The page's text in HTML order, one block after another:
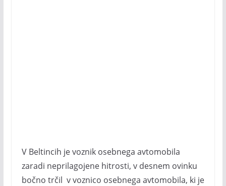
V Beltincih je voznik osebnega avtomobila
zaradi neprilagojene hitrosti, v desnem ovinku
bočno trčil v voznico osebnega avtomobila, ki je